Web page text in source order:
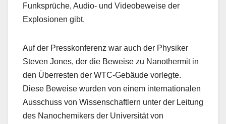
Funksprüche, Audio- und Videobeweise der
Explosionen gibt.
Auf der Presskonferenz war auch der Physiker
Steven Jones, der die Beweise zu Nanothermit in
den Überresten der WTC-Gebäude vorlegte.
Diese Beweise wurden von einem internationalen
Ausschuss von Wissenschaftlern unter der Leitung
des Nanochemikers der Universität von